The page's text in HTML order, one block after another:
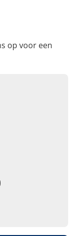
op voor een